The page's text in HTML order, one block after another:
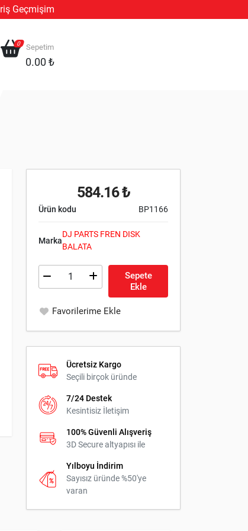
Geçmişim
0 Sepetim
0.00 ₺
584.16 ₺
Ürün kodu BP1166
Marka
DJ PARTS FREN DISK
BALATA
Sepete
Ekle
Favorilerime Ekle
Ücretsiz Kargo
Seçili birçok üründe
7/24 Destek
Kesintisiz İletişim
100% Güvenli Alışveriş
3D Secure altyapısı ile
Yılboyu İndirim
Sayısız üründe %50'ye
varan